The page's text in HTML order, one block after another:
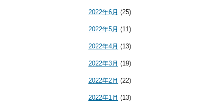
2022年6月 (25)
2022年5月 (11)
2022年4月 (13)
2022年3月 (19)
2022年2月 (22)
2022年1月 (13)